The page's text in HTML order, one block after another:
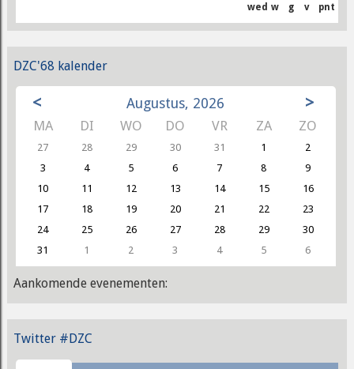
wed w g v pnt
DZC'68 kalender
< Augustus, 2026 >
MA DI WO DO VR ZA ZO
27 28 29 30 31 1
2
3
4 5 6 7 8
9
10
11 12 13 14 15
16
17
18 19 20 21 22
23
24
25 26 27 28 29
30
31
1 2 3 4 5 6
Aankomende evenementen:
Twitter #DZC